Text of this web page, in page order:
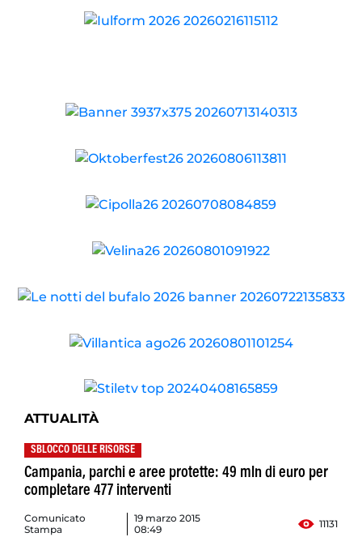
ATTUALITÀ
SBLOCCO DELLE RISORSE
Campania, parchi e aree protette: 49 mln di euro per
completare 477 interventi
Comunicato
Stampa
19 marzo 2015
08:49
11131